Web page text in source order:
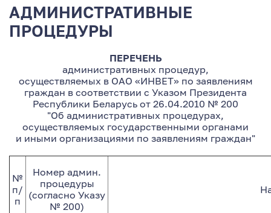
АДМИНИСТРАТИВНЫЕ
ПРОЦЕДУРЫ
ПЕРЕЧЕНЬ
административных процедур,
осуществляемых в ОАО «ИНВЕТ» по заявлениям
граждан в соответствии с Указом Президента
Республики Беларусь от 26.04.2010 № 200
"Об административных процедурах,
осуществляемых государственными органами
и иными организациями по заявлениям граждан"
№
п/
п
Номер админ.
процедуры
(согласно Указу
№ 200)